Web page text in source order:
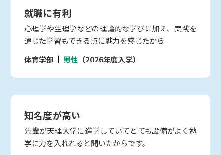
就職に有利
心理学や生理学などの理論的な学びに加え、実践を
通じた学習もできる点に魅力を感じたから
体育学部
男性 （2026年度入学）
知名度が高い
先輩が天理大学に進学していてとても設備がよく勉
学に力を入れれると聞いたからです。